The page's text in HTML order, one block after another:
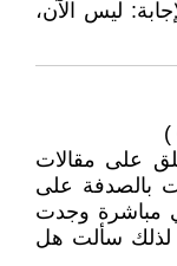
ليس الآن،
على مقالات
بالصدفة على
مباشرة وجدت
لذلك سألت هل